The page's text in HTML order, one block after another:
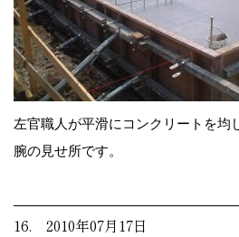
左官職人が平滑にコンクリートを均
腕の見せ所です。
16. 2010年07月17日